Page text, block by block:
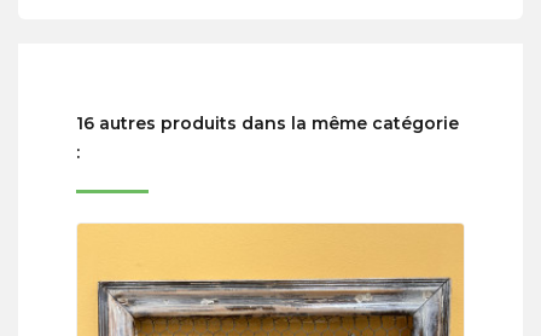
16 autres produits dans la même catégorie
: